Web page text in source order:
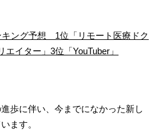
ング予想 1位「リモート医療ドク
イター」3位「YouTuber」
歩に伴い、今までになかった新し
ます。